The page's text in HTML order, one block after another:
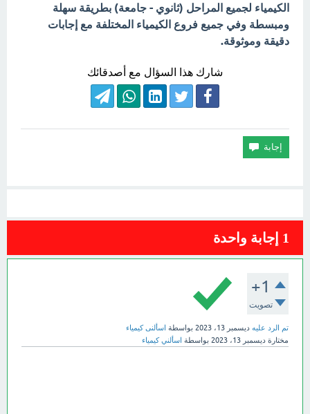
الكيمياء لجميع المراحل (ثانوي - جامعة) بطريقة سهلة
ومبسطة وفي جميع فروع الكيمياء المختلفة مع إجابات
دقيقة وموثوقة.
شارك هذا السؤال مع أصدقائك
1 إجابة واحدة
+1
تصويت
تم الرد عليه ديسمبر 13، 2023 بواسطة اسألنى كيمياء
مختارة ديسمبر 13، 2023 بواسطة اسألني كيمياء